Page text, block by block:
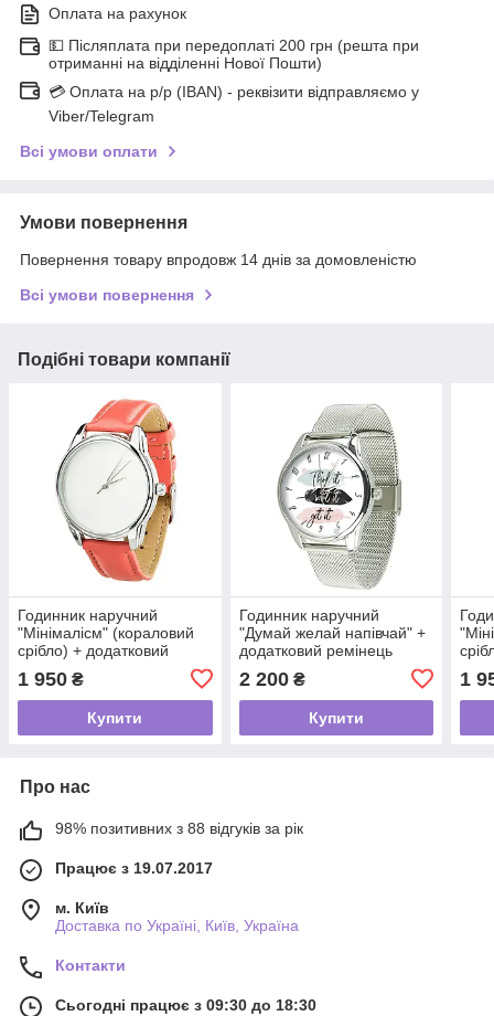
Оплата на рахунок
💵 Післяплата при передоплаті 200 грн (решта при
отриманні на відділенні Нової Пошти)
💳 Оплата на р/р (IBAN) - реквізити відправляємо у
Viber/Telegram
Всі умови оплати
Умови повернення
Повернення товару впродовж 14 днів за домовленістю
Всі умови повернення
Подібні товари компанії
Годинник наручний
"Мінімалісм" (кораловий
срібло) + додатковий
1 950 ₴
Купити
Годинник наручний
"Думай желай напівчай" +
додатковий ремінець
2 200₴
Купити
1
Про нас
98% позитивних з 88 відгуків за рік
Працює з 19.07.2017
м. Київ
Доставка по Україні, Київ, Україна
Контакти
Сьогодні працює з 09:30 до 18:30